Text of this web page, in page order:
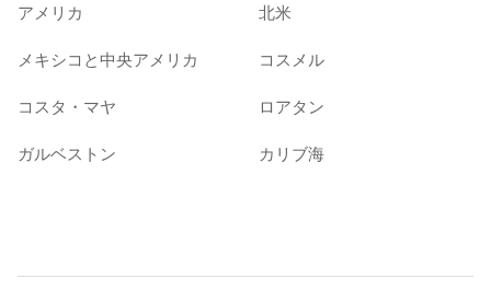
アメリカ 北米
メキシコと中央アメリカ コスメル
コスタ・マヤ ロアタン
ガルベストン カリブ海